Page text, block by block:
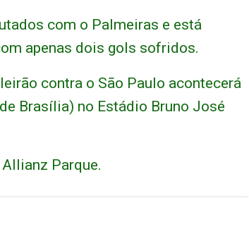
com o Palmeiras e está
apenas dois gols sofridos.
contra o São Paulo acontecerá
Brasília) no Estádio Bruno José
Parque.